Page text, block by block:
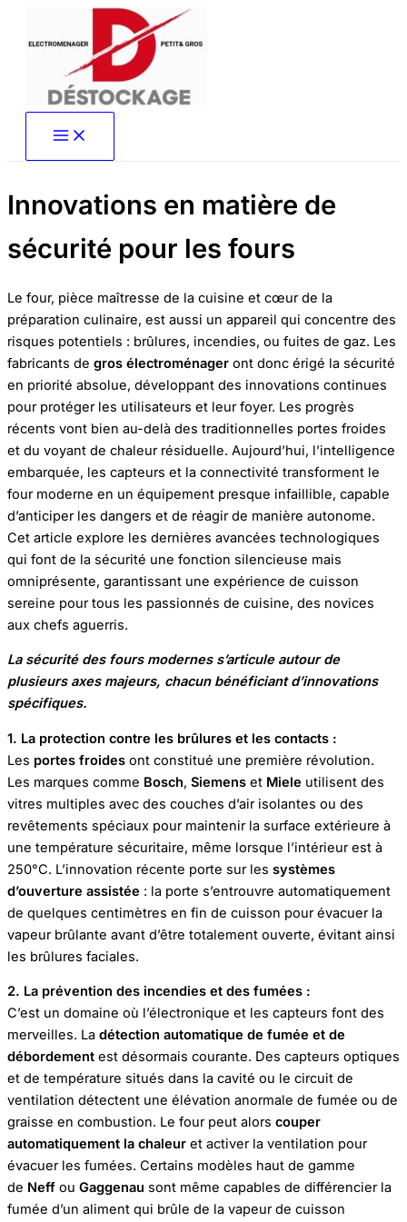
Innovations en matière de
sécurité pour les fours
Le four, pièce maîtresse de la cuisine et cœur de la
préparation culinaire, est aussi un appareil qui concentre des
risques potentiels : brûlures, incendies, ou fuites de gaz. Les
fabricants de gros électroménager ont donc érigé la sécurité
en priorité absolue, développant des innovations continues
pour protéger les utilisateurs et leur foyer. Les progrès
récents vont bien au-delà des traditionnelles portes froides
et du voyant de chaleur résiduelle. Aujourd’hui, l’intelligence
embarquée, les capteurs et la connectivité transforment le
four moderne en un équipement presque infaillible, capable
d’anticiper les dangers et de réagir de manière autonome.
Cet article explore les dernières avancées technologiques
qui font de la sécurité une fonction silencieuse mais
omniprésente, garantissant une expérience de cuisson
sereine pour tous les passionnés de cuisine, des novices
aux chefs aguerris.
La sécurité des fours modernes s’articule autour de
plusieurs axes majeurs, chacun bénéficiant d’innovations
spécifiques.
1. La protection contre les brûlures et les contacts :
Les portes froides ont constitué une première révolution.
Les marques comme Bosch, Siemens et Miele utilisent des
vitres multiples avec des couches d’air isolantes ou des
revêtements spéciaux pour maintenir la surface extérieure à
une température sécuritaire, même lorsque l’intérieur est à
250°C. L’innovation récente porte sur les systèmes
d’ouverture assistée : la porte s’entrouvre automatiquement
de quelques centimètres en fin de cuisson pour évacuer la
vapeur brûlante avant d’être totalement ouverte, évitant ainsi
les brûlures faciales.
2. La prévention des incendies et des fumées :
C’est un domaine où l’électronique et les capteurs font des
merveilles. La détection automatique de fumée et de
débordement est désormais courante. Des capteurs optiques
et de température situés dans la cavité ou le circuit de
ventilation détectent une élévation anormale de fumée ou de
graisse en combustion. Le four peut alors couper
automatiquement la chaleur et activer la ventilation pour
évacuer les fumées. Certains modèles haut de gamme
de Neff ou Gaggenau sont même capables de différencier la
fumée d’un aliment qui brûle de la vapeur de cuisson